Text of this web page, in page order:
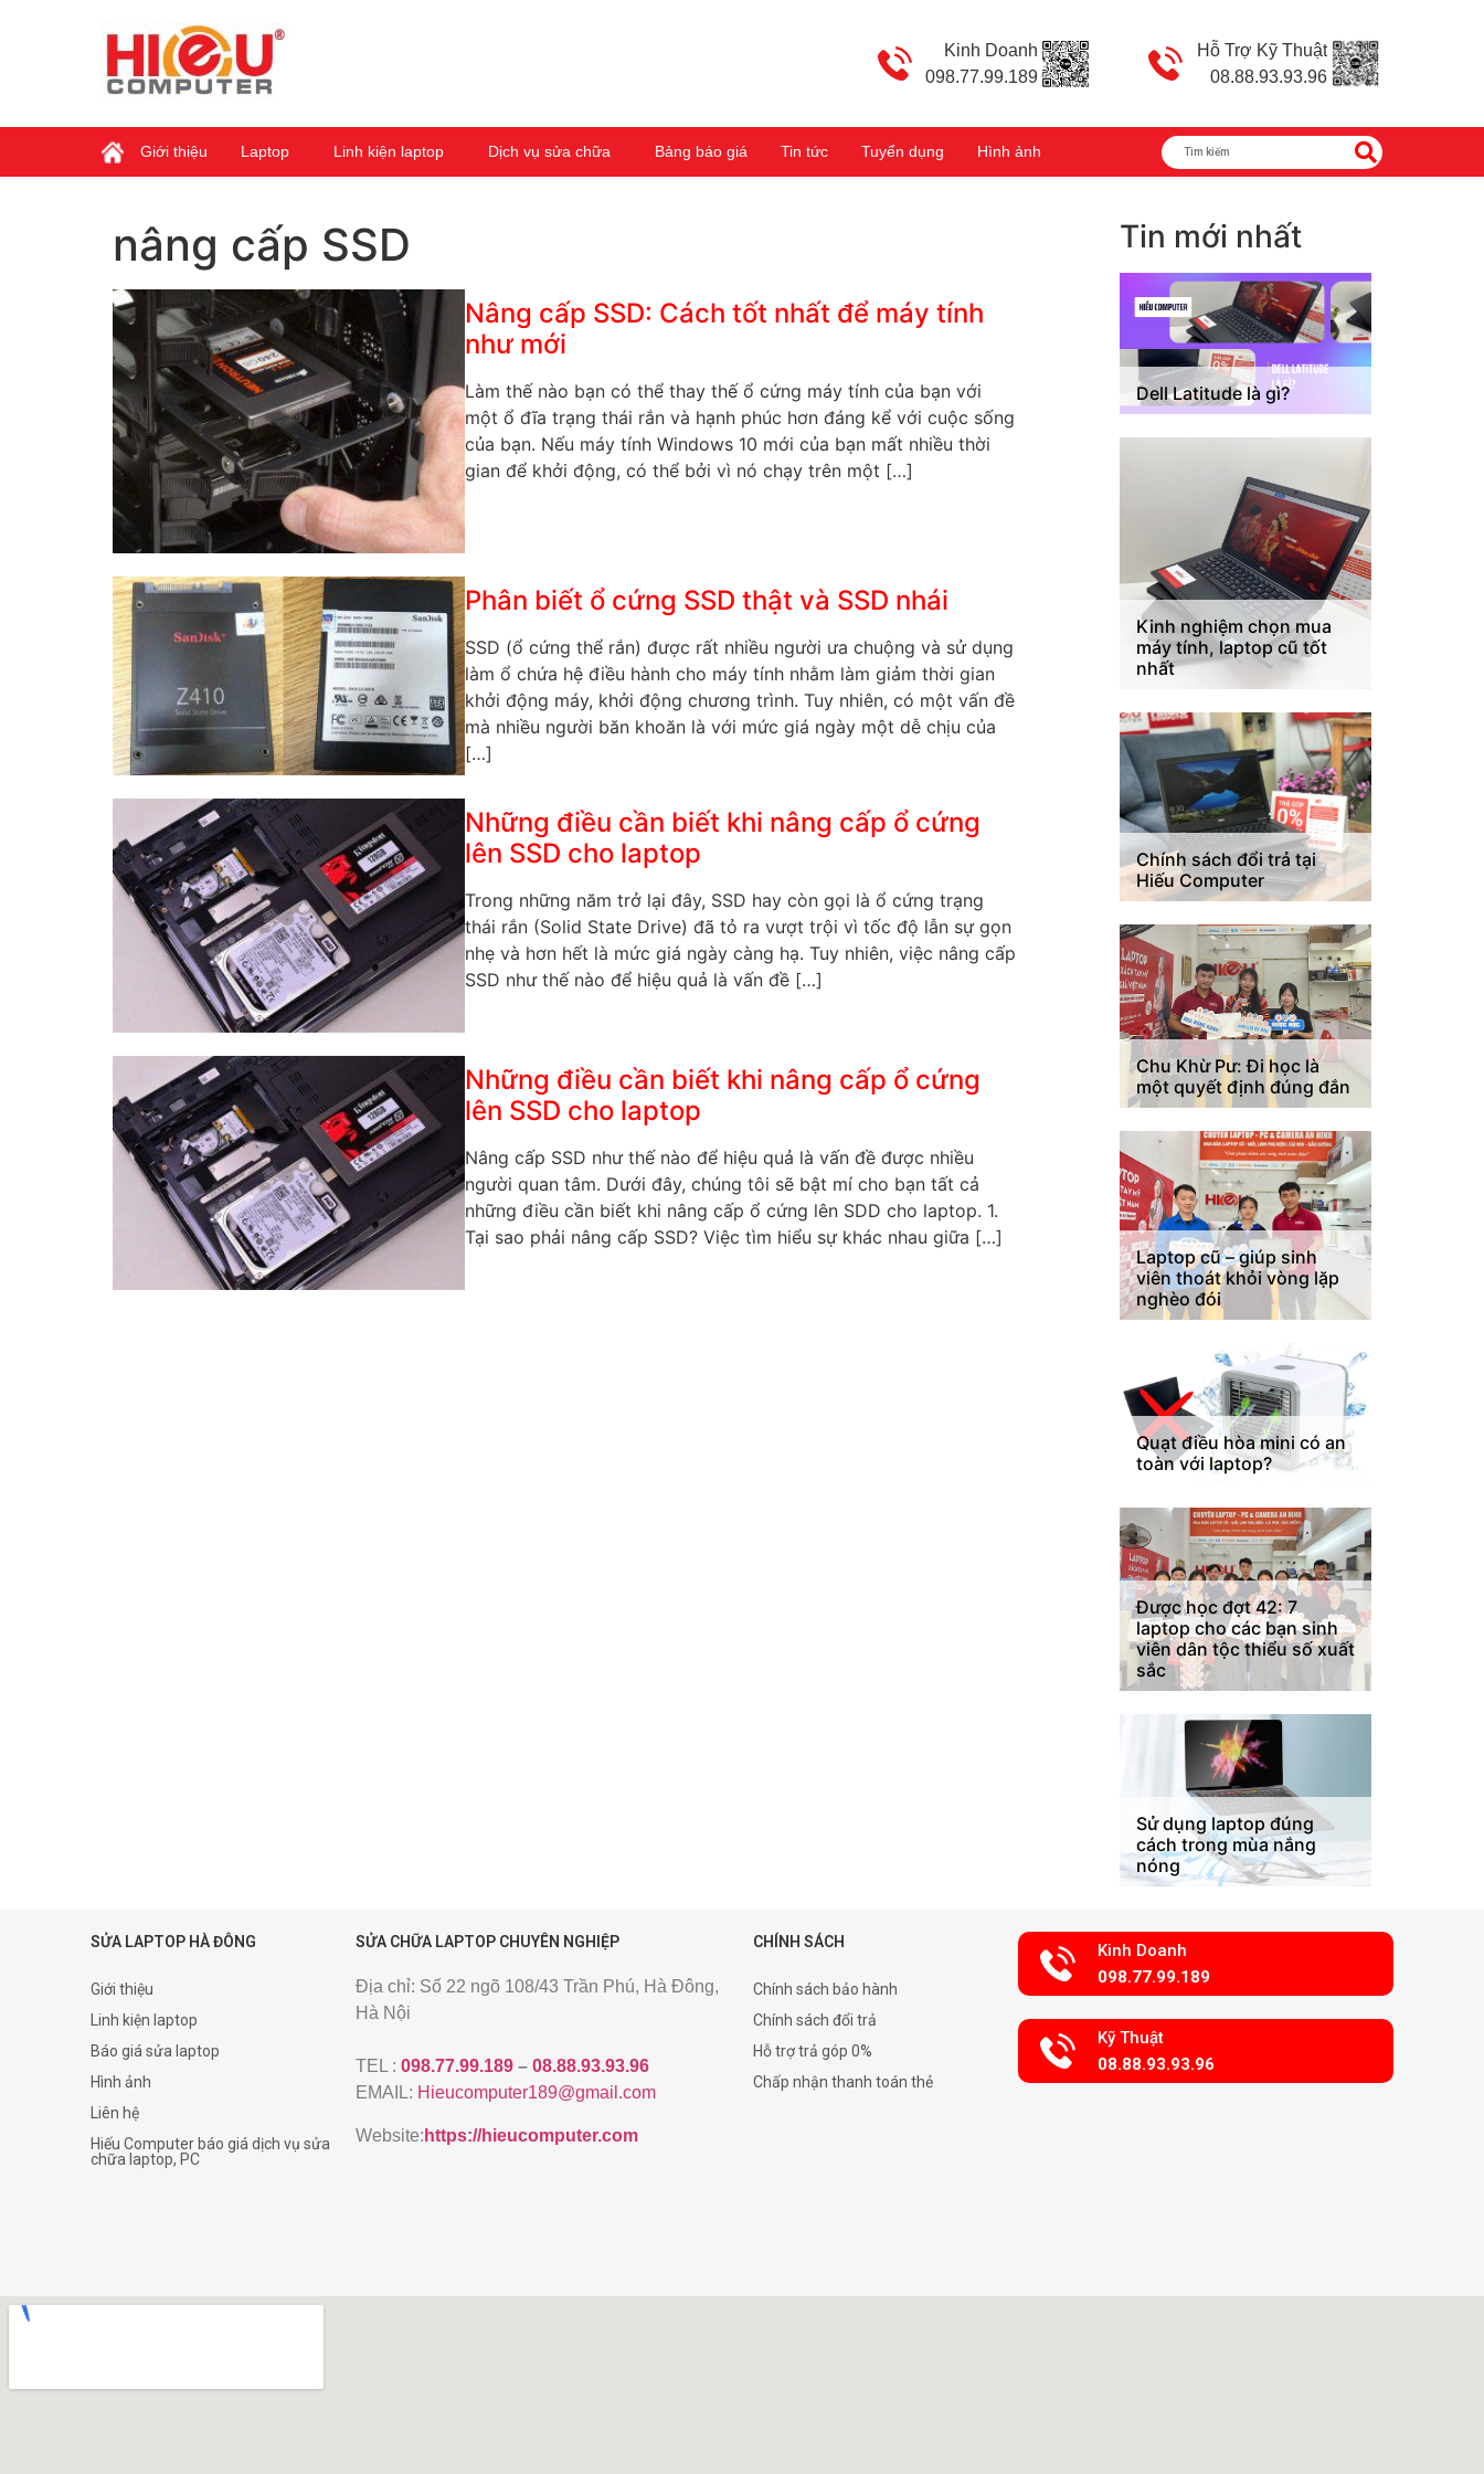
Kinh Doanh
098.77.99.189
Hỗ Trợ Kỹ Thuật
08.88.93.93.96
Giới thiệu Laptop Linh kiện laptop Dịch vụ sửa chữa Bảng báo giá Tin tức Tuyển dụng Hình ảnh
nâng cấp SSD
Nâng cấp SSD: Cách tốt nhất để máy tính
như mới
Làm thế nào bạn có thể thay thế ổ cứng máy tính của bạn với
một ổ đĩa trạng thái rắn và hạnh phúc hơn đáng kể với cuộc sống
của bạn. Nếu máy tính Windows 10 mới của bạn mất nhiều thời
gian để khởi động, có thể bởi vì nó chạy trên một […]
Phân biết ổ cứng SSD thật và SSD nhái
SSD (ổ cứng thể rắn) được rất nhiều người ưa chuộng và sử dụng
làm ổ chứa hệ điều hành cho máy tính nhằm làm giảm thời gian
khởi động máy, khởi động chương trình. Tuy nhiên, có một vấn đề
mà nhiều người băn khoăn là với mức giá ngày một dễ chịu của
[…]
Những điều cần biết khi nâng cấp ổ cứng
lên SSD cho laptop
Trong những năm trở lại đây, SSD hay còn gọi là ổ cứng trạng
thái rắn (Solid State Drive) đã tỏ ra vượt trội vì tốc độ lẫn sự gọn
nhẹ và hơn hết là mức giá ngày càng hạ. Tuy nhiên, việc nâng cấp
SSD như thế nào để hiệu quả là vấn đề […]
Những điều cần biết khi nâng cấp ổ cứng
lên SSD cho laptop
Nâng cấp SSD như thế nào để hiệu quả là vấn đề được nhiều
người quan tâm. Dưới đây, chúng tôi sẽ bật mí cho bạn tất cả
những điều cần biết khi nâng cấp ổ cứng lên SDD cho laptop. 1.
Tại sao phải nâng cấp SSD? Việc tìm hiểu sự khác nhau giữa […]
Tin mới nhất
Dell Latitude là gì?
Kinh nghiệm chọn mua
máy tính, laptop cũ tốt
nhất
Chính sách đổi trả tại
Hiếu Computer
Chu Khừ Pư: Đi học là
một quyết định đúng đắn
Laptop cũ – giúp sinh
viên thoát khỏi vòng lặp
nghèo đói
Quạt điều hòa mini có an
toàn với laptop?
Được học đợt 42: 7
laptop cho các bạn sinh
viên dân tộc thiểu số xuất
sắc
Sử dụng laptop đúng
cách trong mùa nắng
nóng
SỬA LAPTOP HÀ ĐÔNG
Giới thiệu
Linh kiện laptop
Báo giá sửa laptop
Hình ảnh
Liên hệ
Hiếu Computer báo giá dịch vụ sửa
chữa laptop, PC
SỬA CHỮA LAPTOP CHUYÊN NGHIỆP
Địa chỉ: Số 22 ngõ 108/43 Trần Phú, Hà Đông,
Hà Nội
TEL : 098.77.99.189 – 08.88.93.93.96
EMAIL: Hieucomputer189@gmail.com
Website: https://hieucomputer.com
CHÍNH SÁCH
Chính sách bảo hành
Chính sách đổi trả
Hỗ trợ trả góp 0%
Chấp nhận thanh toán thẻ
Kinh Doanh
098.77.99.189
Kỹ Thuật
08.88.93.93.96